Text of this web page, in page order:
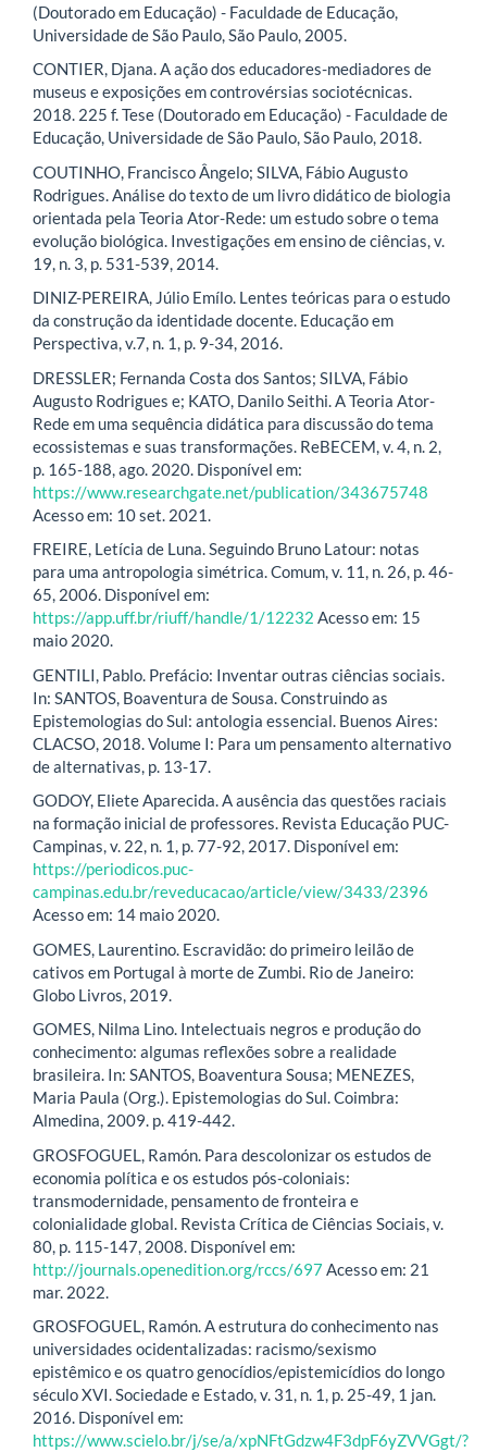
(Doutorado em Educação) - Faculdade de Educação,
Universidade de São Paulo, São Paulo, 2005.
CONTIER, Djana. A ação dos educadores-mediadores de
museus e exposições em controvérsias sociotécnicas.
2018. 225 f. Tese (Doutorado em Educação) - Faculdade de
Educação, Universidade de São Paulo, São Paulo, 2018.
COUTINHO, Francisco Ângelo; SILVA, Fábio Augusto
Rodrigues. Análise do texto de um livro didático de biologia
orientada pela Teoria Ator-Rede: um estudo sobre o tema
evolução biológica. Investigações em ensino de ciências, v.
19, n. 3, p. 531-539, 2014.
DINIZ-PEREIRA, Júlio Emílo. Lentes teóricas para o estudo
da construção da identidade docente. Educação em
Perspectiva, v.7, n. 1, p. 9-34, 2016.
DRESSLER; Fernanda Costa dos Santos; SILVA, Fábio
Augusto Rodrigues e; KATO, Danilo Seithi. A Teoria Ator-
Rede em uma sequência didática para discussão do tema
ecossistemas e suas transformações. ReBECEM, v. 4, n. 2,
p. 165-188, ago. 2020. Disponível em:
https://www.researchgate.net/publication/343675748
Acesso em: 10 set. 2021.
FREIRE, Letícia de Luna. Seguindo Bruno Latour: notas
para uma antropologia simétrica. Comum, v. 11, n. 26, p. 46-
65, 2006. Disponível em:
https://app.uff.br/riuff/handle/1/12232 Acesso em: 15
maio 2020.
GENTILI, Pablo. Prefácio: Inventar outras ciências sociais.
In: SANTOS, Boaventura de Sousa. Construindo as
Epistemologias do Sul: antologia essencial. Buenos Aires:
CLACSO, 2018. Volume I: Para um pensamento alternativo
de alternativas, p. 13-17.
GODOY, Eliete Aparecida. A ausência das questões raciais
na formação inicial de professores. Revista Educação PUC-
Campinas, v. 22, n. 1, p. 77-92, 2017. Disponível em:
https://periodicos.puc-
campinas.edu.br/reveducacao/article/view/3433/2396
Acesso em: 14 maio 2020.
GOMES, Laurentino. Escravidão: do primeiro leilão de
cativos em Portugal à morte de Zumbi. Rio de Janeiro:
Globo Livros, 2019.
GOMES, Nilma Lino. Intelectuais negros e produção do
conhecimento: algumas reflexões sobre a realidade
brasileira. In: SANTOS, Boaventura Sousa; MENEZES,
Maria Paula (Org.). Epistemologias do Sul. Coimbra:
Almedina, 2009. p. 419-442.
GROSFOGUEL, Ramón. Para descolonizar os estudos de
economia política e os estudos pós-coloniais:
transmodernidade, pensamento de fronteira e
colonialidade global. Revista Crítica de Ciências Sociais, v.
80, p. 115-147, 2008. Disponível em:
http://journals.openedition.org/rccs/697Acesso em: 21
mar. 2022.
GROSFOGUEL, Ramón. A estrutura do conhecimento nas
universidades ocidentalizadas: racismo/sexismo
epistêmico e os quatro genocídios/epistemicídios do longo
século XVI. Sociedade e Estado, v. 31, n. 1, p. 25-49, 1 jan.
2016. Disponível em:
https://www.scielo.br/j/se/a/xpNFtGdzw4F3dpF6yZVVGgt/?